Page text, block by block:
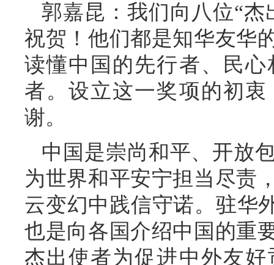
郭嘉昆：我们向八位“
祝贺！他们都是知华友华
读懂中国的先行者、民
者。设立这一奖项的初
谢。
中国是崇尚和平、开放
为世界和平安宁担当尽责
云变幻中践信守诺。驻华
也是向各国介绍中国的重
杰出使者为促进中外友